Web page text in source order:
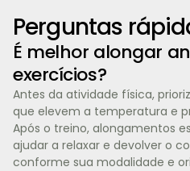
Perguntas
É melhor alongar
exercícios?
Antes da atividade física,
que elevem a temperatura e
Após o treino, alongamentos
ajudar a relaxar e devolver o
conforme sua modalidade e